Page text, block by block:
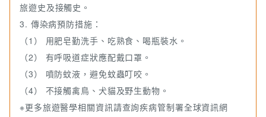
旅遊史及接觸史。
3. 傳染病預防措施：
（1） 用肥皂勤洗手、吃熟食、喝瓶裝水。
（2） 有呼吸道症狀應配戴口罩。
（3） 噴防蚊液，避免蚊蟲叮咬。
（4） 不接觸禽鳥、犬貓及野生動物。
※更多旅遊醫學相關資訊請查詢疾病管制署全球資訊網